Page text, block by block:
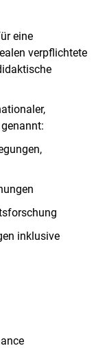
eine
verpflichtete
inklusive